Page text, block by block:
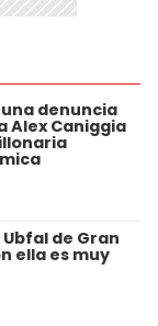
denuncia
Alex Caniggia
de Gran
ella es muy